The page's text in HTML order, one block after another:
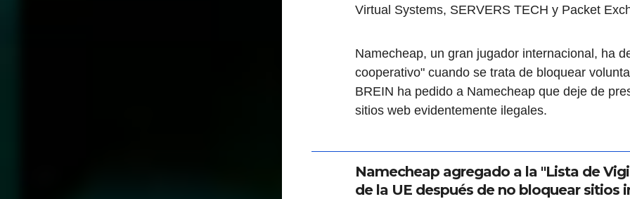
Virtual Systems, SERVERS TECH y Packet
Namecheap, un gran jugador internacional, ha
cooperativo" cuando se trata de bloquear
BREIN ha pedido a Namecheap que deje de
sitios web evidentemente ilegales.
Namecheap agregado a la "Lista de
de la UE después de no bloquear sitios